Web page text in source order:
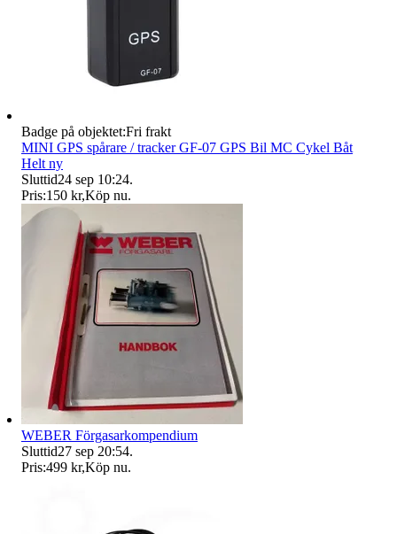
Badge på objektet:Fri frakt
MINI GPS spårare / tracker GF-07 GPS Bil MC Cykel Båt
Helt ny
Sluttid24 sep 10:24.
Pris:150 kr,Köp nu.
WEBER Förgasarkompendium
Sluttid27 sep 20:54.
Pris:499 kr,Köp nu.